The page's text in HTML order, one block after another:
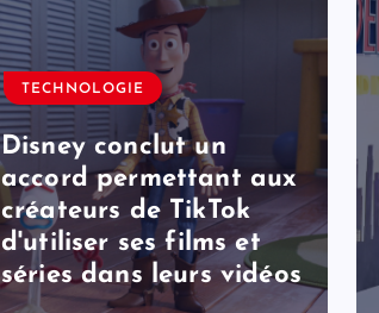
TECHNOLOGIE
Disney conclut un
accord permettant aux
créateurs de TikTok
d'utiliser ses films et
séries dans leurs vidéos